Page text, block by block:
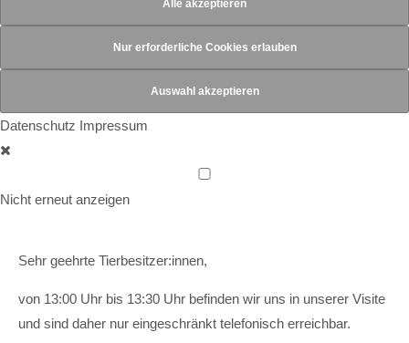
Datenschutz Impressum
Nicht erneut anzeigen
Sehr geehrte Tierbesitzer:innen,
von 13:00 Uhr bis 13:30 Uhr befinden wir uns in unserer Visite
und sind daher nur eingeschränkt telefonisch erreichbar.